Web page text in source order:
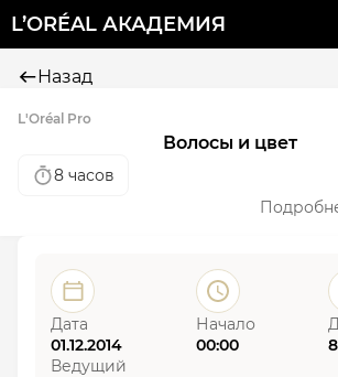
L’ORÉAL АКАДЕМИЯ
Назад
L'Oréal Pro
Волосы и цвет
8 часов
Дата
01.12.2014
Начало
00:00
Ведущий